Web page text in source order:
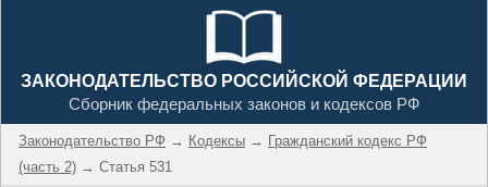
ЗАКОНОДАТЕЛЬСТВО РОССИЙСКОЙ ФЕДЕРАЦИИ
Сборник федеральных законов и кодексов РФ
Законодательство РФ → Кодексы → Гражданский кодекс РФ
(часть 2) → Статья 531